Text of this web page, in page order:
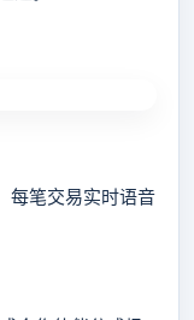
笔交易实时语音